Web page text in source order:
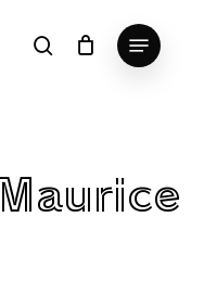
search
Menu
Fermer
le Close